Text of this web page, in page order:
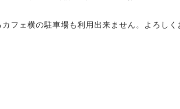
フェ横の駐車場も利用出来ません。よろしく